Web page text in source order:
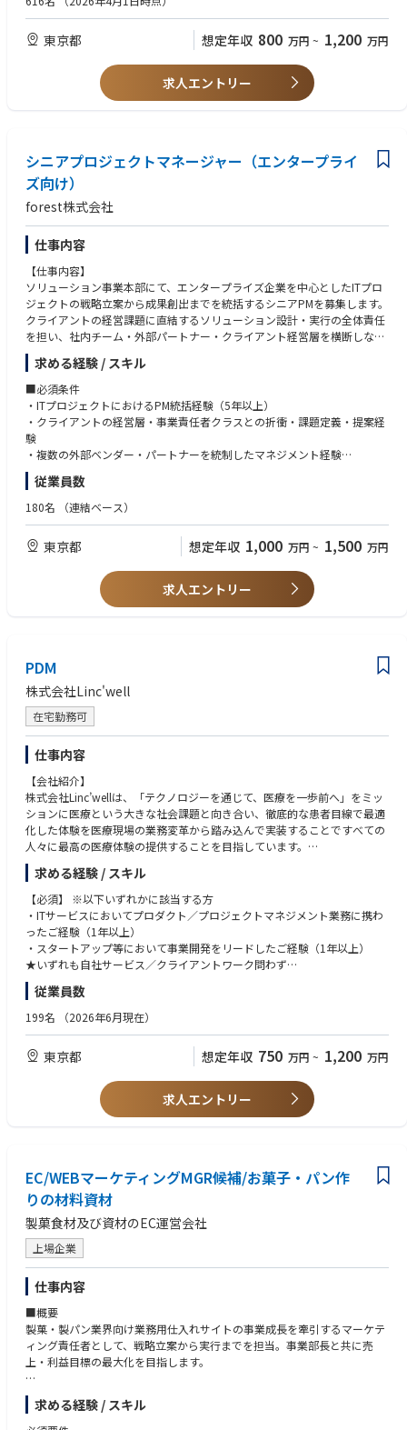
既に多くのプロダクトがあらゆる業界・社会に導入され、活躍している中
一方で、これらIoTデバイスの企画開発は、比較的長期にかかることが多
には、今後も更なるプロダクトマネージャーの参画が必要です。
IoTプロダクトマネージャーとして、当社のサービスに不可欠なカメラやネ
■WEB・モバイルアプリケーション
あらゆる映像データ・デバイスをクラウドで統合管理したサービスのプロ
ダクトマネージャーとして、顧客価値向上と事業成長に責任を持ちます。
徹底した顧客理解をベースに、プロダクトが進むべき方向を定義し、企
画、開発、運用、改善を統括する重要な役割を担います。仮説の定義、新
規機能・新サービスの立案を行い、社内のステークホルダーとの協業を推
進しながら顧客のビジネス価値を最大化することが主要なミッションで
す。
セーフィーのサービスにおいてユーザーが最も触れる機会の多いコアプロ
ダクト群です。利用いただく業界は多岐にわたり多種多様な要望をいただ
きます。常に全体最適を考え、映像プラットフォームの「コア体験」と
「収益基盤」を創っています。
以下は、携わるサービスの一例です。
映像視聴ツール『Safie Viewer』： PCブラウザやスマホアプリ等、ユーザ
ーが映像および映像に紐づくメタデータを確認するためのインターフェー
ス。 膨大な映像データへの高速アクセス、直感的な操作性、多様なユース
ケース（現在映像からの状況把握、過去の出来事の検索、AIによる即時検
知通知）への対応など、ユーザーの業務フローに浸透する機能を提供。
ID・権限管理基盤『Safie Manager』： ユーザーIDと、30万台超のカメラ
デバイスを紐づける多台数管理用の権限管理システム。「Aさんは全店舗
見られる」「Bさんは東京支店だけ」といった、企業ごとの複雑な組織階
層や権限ロール（RBAC）への要求に柔軟に対応可能。
単に映像を「見る・記録する」だけではなく、AI技術を用いて映像を「デ
新たなスタンダードとなるソリューションを構築し、社会実装を加速させ
ることがミッションです。
とはいえ、AIはあくまで課題解決の「手段」であり、目的ではありませ
ん。
技術的な実装や実現可能性の検証は、社内の優秀なエンジニアと伴走しな
がら進めていきます。
そのため、現時点でのAIに関する高度な専門知識よりも、技術シーズをど
のようにビジネスや顧客価値へ転換するかという「企画力」や、正解のな
い中でプロジェクトを前に進める「推進力」を重視しています。
「映像×AI」を軸に、ユーザー価値の最大化とプロダクトの競争力強化を
実現していただけるやりがいのあるポジションです。
■AIソリューションプラットフォーム
AIソリューションプラットフォームでは、映像データを活用し、顧客と開
発者が１）「データ利用を簡単に」２）AI生成・再学習を簡単に（３）ビ
ジネスを簡単に ~」AIビジネスを量産できるプラットフォームを構築して
います。「映像から未来をつくる」の企業ミッションを具現化する新しい
取り組みとして、AIによる現場課題解決を実現するプラットフォーマーへ
の変革を牽引し、介護や建設など様々な業界に新たな価値を届けることを
目指しています。
プロダクトオーナーシップを発揮し、AI技術の社会実装を通じて、社会に
＜業務の魅力＞
様々な部署や社外のお客様とコミュニケーションを取りながら、起案〜商
ことのやりがいを強く感じられます。また、所属部門ではセーフィーのサ
ービスに不可欠なカメラやネットワーク製品などデバイス商品企画を推進
する部門となり、さまざまなお客様や製品に関われる魅力があります。
ることもできることも魅力のひとつです。
■新規事業企画
一般的なプロダクト開発・改善業務ではなく、映像・AI・IoTを活用したセ
キュリティ事業そのものの創出とスケールに焦点を当てた、極めて広範な
役割を担っていただきます。
新規事業・プロダクトの企画・戦略策定
プロダクトロードマップの策定と推進
エンジニア、デザイナー、ビジネスサイドとの協業によるプロダクト開発
＜ポジションの魅力＞
【「映像×AI×IoT」で市場に革命を起こす事業企画/開発の中核】
・事業全体をリードする「オーナーシップ」が問われるポジション
本ポジションは、単なる開発マネジメントだけではなく、事業全体をリー
客ターゲットの選定、要件定義と優先順位付けが出来る方）
■WEB・モバイルアプリケーション
WEBサービスにおけるプロダクトマネジメントの実務経験（3年以上）
PoCのみならず、PMF・グロースフェーズまでの実績があると尚可
企画書、要件定義書などのドキュメント作成能力
事業会社でのサービス設計/運用構築経験
■AIプロダクト
・事業会社におけるプロダクトマネジメントの経験
・コンサルティング会社で事業やIT戦略、企画策定・推進に携わった経験
・企画立案、要求定義からリリースまでの一連のプロセスを推進した経験
・エンジニアやデザイナーなどと協力してサービスを構築した経験
■AIソリューションプラットフォーム
・WEBサービス、SaaSやPaaS領域における企画、PM、プロダクトマネジ
メントいずれかの経験
・AIソリューション/AIプロダクト開発経験
・コンサルティング会社で事業やIT戦略、企画策定・推進に携わった方
（DX・AI系に携わった方が望ましい）
・市場調査や顧客ヒアリングを通じてニーズを特定し、サービス要件およ
び技術要件として具体化した上で製品・機能の企画立案から開発フェーズ
までを主導した経験
■新規事業企画
プロダクトマネジメントを通して事業をスケールさせたご実績
新規事業の立ち上げ、または既存事業の再構築・グロースに企画から実行
まで一貫して携わり、成功に導いた実績（例：事業戦略策定、ビジネスモ
デル設計、市場投入、事業収益化）
事業責任者またはそれに準ずるポジションでの経験（部門長、事業部長、
あるいはスタートアップの役員クラスなど、PL/BSへの責任を負う立場で
東京都 想定年収 800 万円 ~ 1,200 万円
求人エントリー
シニアプロジェクトマネージャー（エンタープライ
ズ向け）
forest株式会社
仕事内容
【仕事内容】
ソリューション事業本部にて、エンタープライズ企業を中心としたITプロ
ジェクトの戦略立案から成果創出までを統括するシニアPMを募集します。
クライアントの経営課題に直結するソリューション設計・実行の全体責任
を担い、社内チーム・外部パートナー・クライアント経営層を横断しなが
らプロジェクトをリードしていただきます。大規模・複雑な案件に正面か
ら向き合い、確実に成果を出してきた経験を持つ方が活躍できる環境で
す。将来的には組織・事業づくりへの関与や、役員・パートナーへのキャ
リアパスも開かれています。
■期待する役割
・プロジェクト設計・戦略立案
実行計画を立案。
要件を整理しながら、最短で成果に結びつくアプローチを描きます。
・EC構築・リプレイス案件の要件定義
BtoC／BtoBなどのEC構築・システムリプレイスにおいて、課題を分解
し、要件を整理。
・進行管理・チームマネジメント
エンジニアやデザイナー、外部パートナーと連携し、進行・スケジュー
・クライアント折衝・アカウントマネジメント
経営層〜現場担当者まで、階層を超えた関係構築を行い、課題抽出から改
善提案までを一貫して担当。「顧客のビジネスを理解し、共にグロースを
描ける関係性」を築いていきます。
・ドキュメンテーション・運用設計
要件定義書や仕様書、運用ドキュメントなどを整理・作成。
納品後の運用フェーズでも、業務効率化やオペレーション改善を支援しま
す。
■仕事の醍醐味
プロジェクトは半年以上にわたることが多く、クライアントに深く伴走し
て課題を解決していく過程で、目に見えるアウトプットを世の中へ産み落
とせることが大きなやりがいです。
また、4～5期目のベンチャーにおいて組織・仕組みづくりに携わり、会社
を成長させていけるのもやりがいです。
■今後の活躍の場
上司と定期的な1on1を実施し、個々の志向や適性に合わせて多様なキャ
リアパスを描くことが可能です。
当社（forest株式会社）が展開する複数のEC・D2Cブランドの事業運営
に、培った知見を活かして直接携わることも可能です。支援側から「事業
主側」の当事者として、ブランド成長を牽引する役割も目指せます。
4〜5期目の急成長フェーズにあるため、組織づくりや仕組み化に携わり、
将来的には役員・パートナーを目指せる環境です。
③新規事業の立ち上げ
④独立・起業支援
経営層と近い距離でビジネスを学べるため、将来的に独立を視野に入れて
いる方も歓迎します。卒業後のパートナーシップ構築も含め、個人の挑戦
を尊重する文化です。
求める経験 / スキル
■必須条件
・ITプロジェクトにおけるPM統括経験（5年以上）
・クライアントの経営層・事業責任者クラスとの折衝・課題定義・提案経
験
・複数の外部ベンダー・パートナーを統制したマネジメント経験
■歓迎条件
・ERP・SaaS・CRM基盤（Salesforce、SAP 等）の大規模導入・移行プロ
・システム構成図やAPI連携仕様を読み解ける技術リテラシー
・PMBOKやアジャイル等のプロジェクトマネジメント手法の実践経験
・PMO経験・複数プロジェクトの横断管理経験
・組織マネジメント・メンバー育成・体制構築の経験
・DX推進・IT戦略策定など、経営に近い上流コンサルティング経験
・ベンチャーフェーズにおいて、仕組みづくりや組織づくりにも主体的に
関われる方
・ビジネス・技術・組織の3軸を横断し、本質的な課題設計ができる方
・“クライアントと一緒に事業をつくる”という姿勢を大切にできる方
従業員数
180名 （連結ベース）
東京都 想定年収 1,000 万円 ~ 1,500 万円
求人エントリー
PDM
株式会社Linc'well
在宅勤務可
仕事内容
【会社紹介】
株式会社Linc’wellは、「テクノロジーを通じて、医療を一歩前へ」をミッ
ションに医療という大きな社会課題と向き合い、徹底的な患者目線で最適
化した体験を医療現場の業務変革から踏み込んで実装することですべての
人々に最高の医療体験の提供することを目指しています。
現在は「オンライン診療システム提供サービス」「クリニックDX支援サー
ビス」「ヘルスケアECサービス」の3つの事業を展開し、主力事業として
展開する国内有数のオンライン診療プラットフォームにおいてはサービス
開始から累計の診療実績が600万件以上と、大きな成長を遂げています。
【アサイン想定】
基本的には選考の中で候補者様のご意向や弊社ニーズを踏まえて決定して
・オンライン診療システム提供サービス
└toC向け診療プラットフォーム担当PdM
└クリニック業務管理システム担当PdM
└toC向け診療予約サービス担当PdM
・新規プロダクト（toC/toB向け）立ち上げ担当PdM
更なるプロダクト成長のためのKGI/KPI再定義
2.プロダクト戦略の立案／実行
プロダクトロードマップの策定／推進
プロダクトバックログの管理（アイテムの追加／優先度の決定など）
3.ユーザーリサーチ
医療従事者や患者、その他各プロダクトにおけるユーザーを対象とした定
量／定性調査の設計
調査結果の分析／改善施策の創出
4.その他
事業リード（ＰＬ責任者）や社内エンジニア等との共創
プロジェクトマネジメント
求める経験 / スキル
【必須】 ※以下いずれかに該当する方
・ITサービスにおいてプロダクト／プロジェクトマネジメント業務に携わ
ったご経験（1年以上）
・スタートアップ等において事業開発をリードしたご経験（1年以上）
★いずれも自社サービス／クライアントワーク問わず
★ポジションではなくあくまで業務ベースでの実務経験
【歓迎】
・定量的なデータ分析経験（ツールや言語は問いません）
・ソフトウェアエンジニアリング経験
・ヘルスケア系サービスに携わった経験
【求める人物像】※こんな人と一緒に働きたい
方
従業員数
199名 （2026年6月現在）
東京都 想定年収 750 万円 ~ 1,200 万円
求人エントリー
EC/WEBマーケティングMGR候補/お菓子・パン作
りの材料資材
製菓食材及び資材のEC運営会社
上場企業
仕事内容
■概要
製菓・製パン業界向け業務用仕入れサイトの事業成長を牽引するマーケテ
ィング責任者として、戦略立案から実行までを担当。事業部長と共に売
上・利益目標の最大化を目指します。
■詳細
・年次・月次等の売上予算管理、事業KPIの設計および予実分析を通じた
求める経験 / スキル